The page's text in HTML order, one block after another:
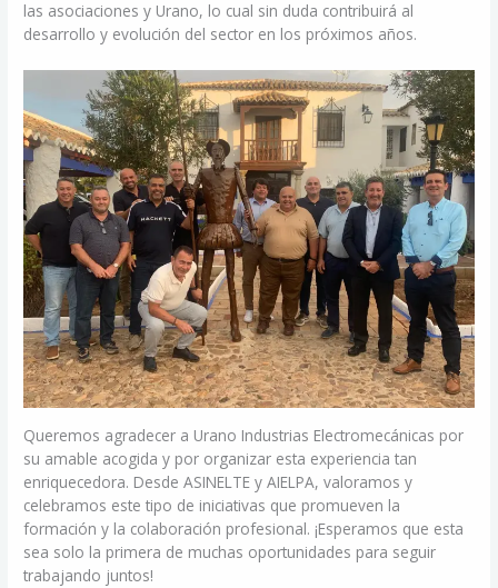
las asociaciones y Urano, lo cual sin duda contribuirá al
desarrollo y evolución del sector en los próximos años.
Queremos agradecer a Urano Industrias Electromecánicas por
su amable acogida y por organizar esta experiencia tan
enriquecedora. Desde ASINELTE y AIELPA, valoramos y
celebramos este tipo de iniciativas que promueven la
formación y la colaboración profesional. ¡Esperamos que esta
sea solo la primera de muchas oportunidades para seguir
trabajando juntos!